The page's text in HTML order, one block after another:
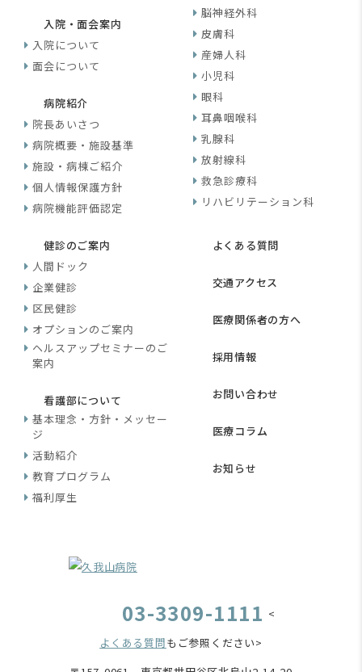
入院・面会案内
入院について
面会について
病院紹介
院長あいさつ
病院概要・施設基準
施設・病棟ご紹介
個人情報保護方針
病院機能評価認定
脳神経外科
皮膚科
産婦人科
小児科
眼科
耳鼻咽喉科
乳腺科
放射線科
救急診療科
リハビリテーション科
健診のご案内
人間ドック
企業健診
区民健診
オプションのご案内
ヘルスアップセミナーのご
案内
看護部について
基本理念・方針・メッセー
ジ
活動紹介
教育プログラム
福利厚生
よくある質問
交通アクセス
医療関係者の方へ
採用情報
お問い合わせ
医療コラム
お知らせ
03-3309-1111 <
よくある質問もご参照ください>